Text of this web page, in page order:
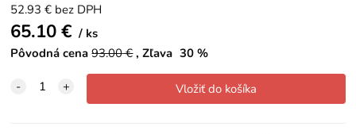
52.93 € bez DPH
65.10€
ks
Pôvodná cena 93.00€ Zľava 30 %